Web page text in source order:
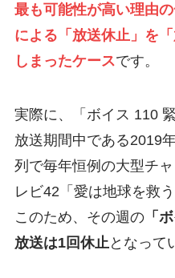
最も可能性が高い理由の
による「放送休止」を
しまったケースです。
実際に、「ボイス 110
放送期間中である2019
列で毎年恒例の大型チ
レビ42「愛は地球を救
このため、その週の「
放送は1回休止となって